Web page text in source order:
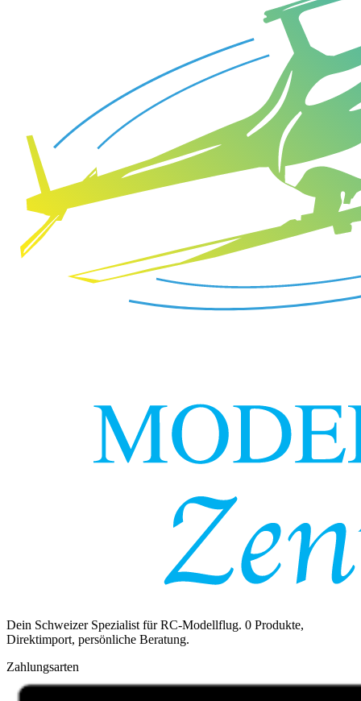
Dein Schweizer Spezialist für RC-Modellflug. 0 Produkte,
Direktimport, persönliche Beratung.
Zahlungsarten